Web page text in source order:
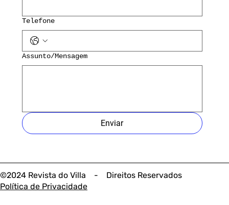
©2024 Revista do Villa - Direitos Reservados
Política de Privacidade
Telefone
Assunto/Mensagem
Enviar